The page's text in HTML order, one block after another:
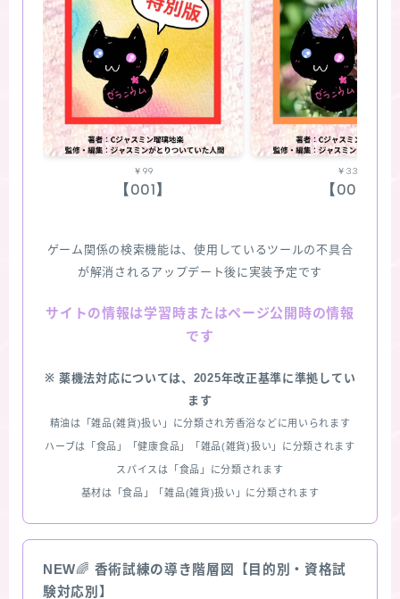
￥99
【001】
￥330
【002】
ゲーム関係の検索機能は、使用しているツールの不具合
が解消されるアップデート後に実装予定です
サイトの情報は学習時またはページ公開時の情報
です
※ 薬機法対応については、2025年改正基準に準拠してい
ます
精油は「雑品(雑貨)扱い」に分類され芳香浴などに用いられます
ハーブは「食品」「健康食品」「雑品(雑貨)扱い」に分類されます
スパイスは「食品」に分類されます
基材は「食品」「雑品(雑貨)扱い」に分類されます
NEW🌈 香術試練の導き階層図【目的別・資格試
験対応別】